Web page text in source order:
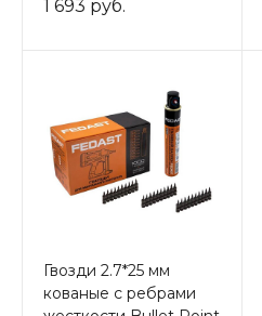
1 693 руб.
Гвозди 2.7*25 мм
кованые с ребрами